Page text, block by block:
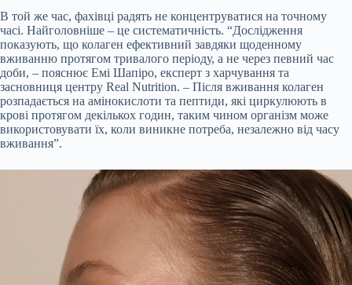
В той же час, фахівці радять не концентруватися на точному
часі. Найголовніше – це систематичність. “Дослідження
показують, що колаген ефективний завдяки щоденному
вживанню протягом тривалого періоду, а не через певний час
доби, – пояснює Емі Шапіро, експерт з харчування та
засновниця центру Real Nutrition. – Після вживання колаген
розпадається на амінокислоти та пептиди, які циркулюють в
крові протягом декількох годин, таким чином організм може
використовувати їх, коли виникне потреба, незалежно від часу
вживання”.